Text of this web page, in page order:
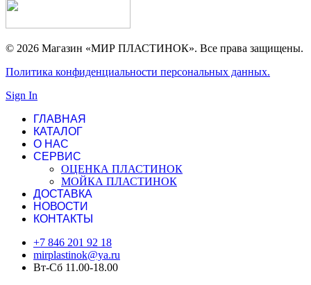
© 2026 Магазин «МИР ПЛАСТИНОК». Все права защищены.
Политика конфиденциальности персональных данных.
Sign In
ГЛАВНАЯ
КАТАЛОГ
О НАС
СЕРВИС
ОЦЕНКА ПЛАСТИНОК
МОЙКА ПЛАСТИНОК
ДОСТАВКА
НОВОСТИ
КОНТАКТЫ
+7 846 201 92 18
mirplastinok@ya.ru
Вт-Сб 11.00-18.00